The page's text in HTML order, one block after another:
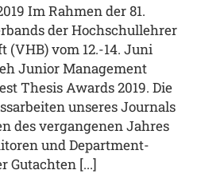
Im Rahmen der 81.
der Hochschullehrer
vom 12.-14. Juni
Junior Management
Thesis Awards 2019. Die
unseres Journals
des vergangenen Jahres
und Department-
Gutachten [...]